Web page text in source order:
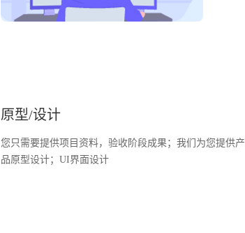
原型/设计
您只需要提供项目资料，验收阶段成果；我们为您提供产
品原型设计；UI界面设计